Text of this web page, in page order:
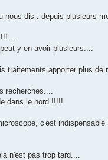
nous dis : depuis plusieurs
y en avoir plusieurs....
traitements apporter plus de
recherches....
dans le nord !!!!!
c'est indispensable
n'est pas trop tard....